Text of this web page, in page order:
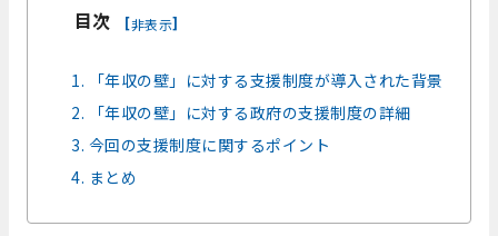
目次 [非表示]
1. 「年収の壁」に対する支援制度が導入された背景
2. 「年収の壁」に対する政府の支援制度の詳細
3. 今回の支援制度に関するポイント
4. まとめ